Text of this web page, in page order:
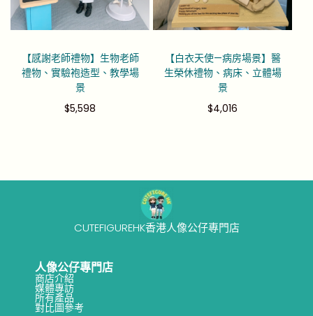
【感謝老師禮物】生物老師
禮物、實驗袍造型、教學場
景
$5,598
【白衣天使—病房場景】醫
生榮休禮物、病床、立體場
景
$4,016
CUTEFIGUREHK香港人像公仔專門店
人像公仔專門店
商店介紹
媒體專訪
所有產品
對比圖參考